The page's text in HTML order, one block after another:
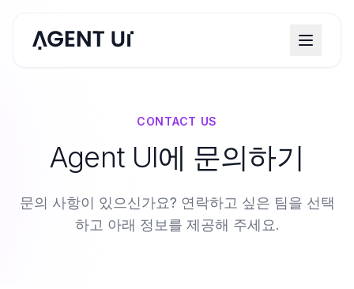
CONTACT US
Agent UI에 문의하기
문의 사항이 있으신가요? 연락하고 싶은 팀을 선택
하고 아래 정보를 제공해 주세요.